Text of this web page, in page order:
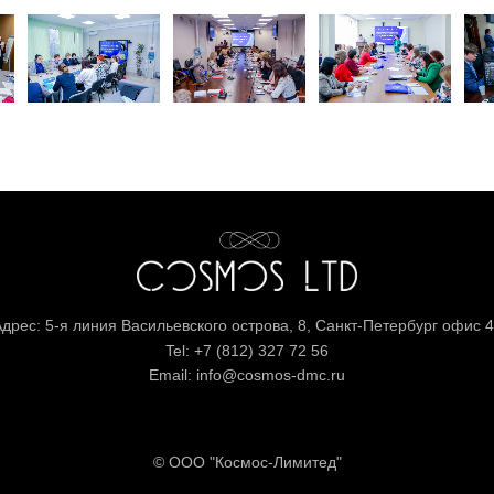
© ООО "Космос-Лимитед"
5-я линия Васильевского острова, 8, Санкт-Петербург офис
Email: info@cosmos-dmc.ru
Tel: +7 (812) 327 72 56